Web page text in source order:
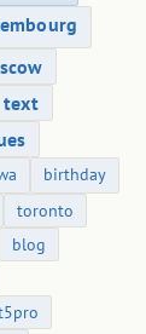
text
birthday
toronto
blog